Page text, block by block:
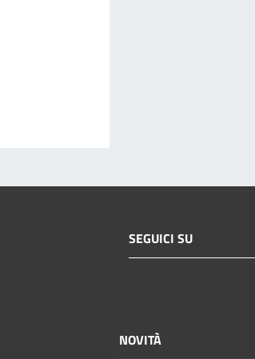
SEGUICI SU
NOVITÀ